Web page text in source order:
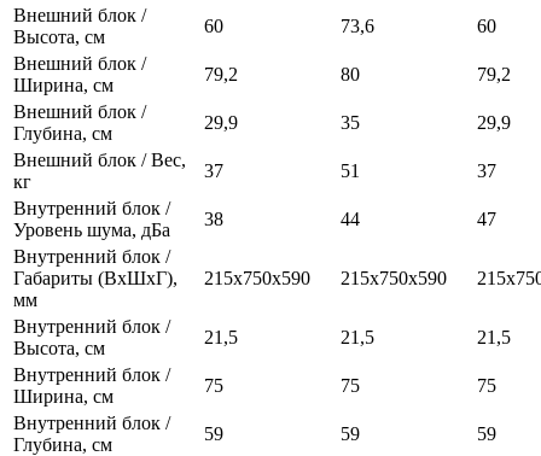
Внешний блок /
Высота, см
60 73,6
60
Внешний блок /
Ширина, см
79,2 80
79,2
Внешний блок /
Глубина, см
29,9 35
29,9
Внешний блок / Вес,
кг
37 51
37
Внутренний блок /
Уровень шума, дБа
38 44
47
Внутренний блок /
Габариты (ВхШхГ),
мм
215х750х590 215х750х590
Внутренний блок /
Высота, см
21,5 21,5
21,5
Внутренний блок /
Ширина, см
75 75
75
Внутренний блок /
Глубина, см
59 59
59